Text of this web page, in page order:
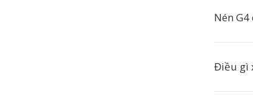
Nén
Điều gì